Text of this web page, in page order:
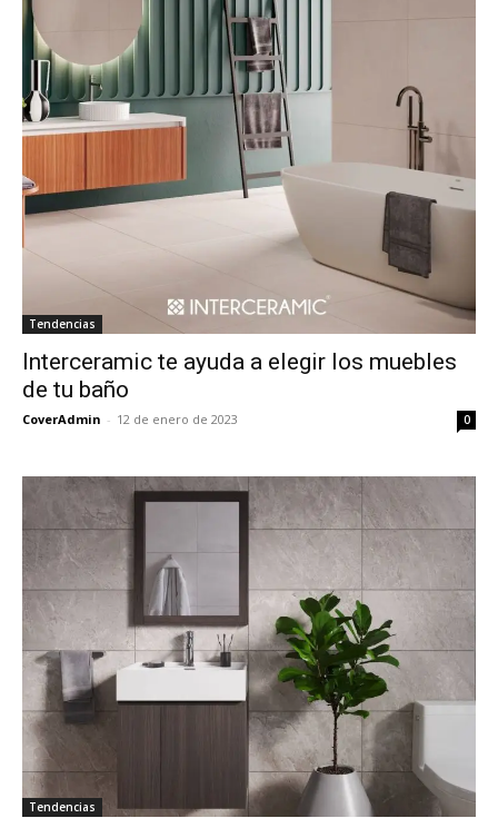
Tendencias
Interceramic te ayuda a elegir los muebles
de tu baño
CoverAdmin - 12 de enero de 2023 0
Tendencias